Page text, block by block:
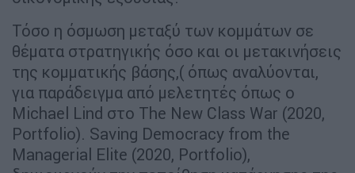
Τόσο η όσμωση μεταξύ των κομμάτων σε
θέματα στρατηγικής όσο και οι μετακινήσεις
της κομματικής βάσης,( όπως αναλύονται,
για παράδειγμα από μελετητές όπως ο
Michael Lind στο The New Class War (2020,
Portfolio). Saving Democracy from the
Managerial Elite (2020, Portfolio),